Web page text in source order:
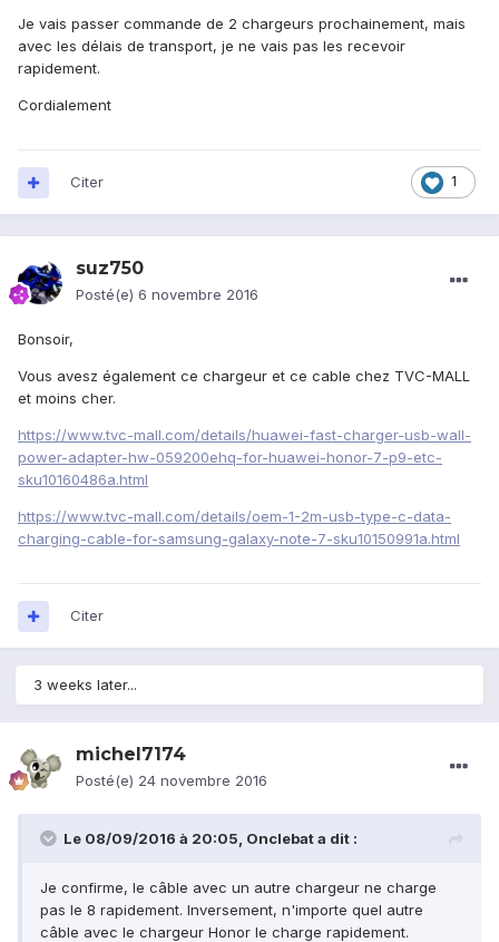
Je vais passer commande de 2 chargeurs prochainement, mais
avec les délais de transport, je ne vais pas les recevoir
rapidement.
Cordialement
1
Citer
suz750
Posté(e) 6 novembre 2016
Bonsoir,
Vous avesz également ce chargeur et ce cable chez TVC-MALL
et moins cher.
https://www.tvc-mall.com/details/huawei-fast-charger-usb-wall-
power-adapter-hw-059200ehq-for-huawei-honor-7-p9-etc-
sku10160486a.html
https://www.tvc-mall.com/details/oem-1-2m-usb-type-c-data-
charging-cable-for-samsung-galaxy-note-7-sku10150991a.html
Citer
3 weeks later...
michel7174
Posté(e) 24 novembre 2016
Le 08/09/2016 à 20:05, Onclebata dit :
Je confirme, le câble avec un autre chargeur ne charge
pas le 8 rapidement. Inversement, n'importe quel autre
câble avec le chargeur Honor le charge rapidement.